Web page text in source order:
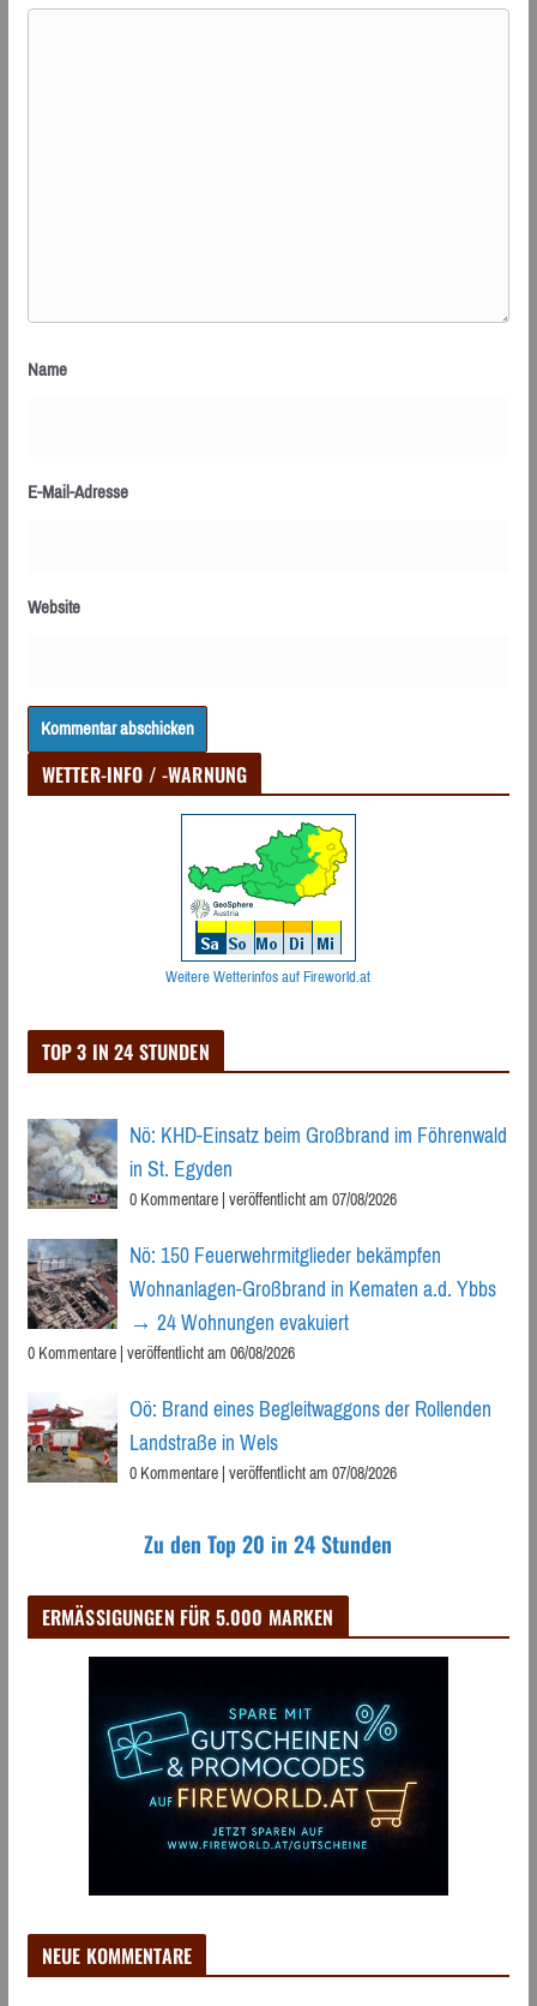
Name
E-Mail-Adresse
Website
WETTER-INFO / -WARNUNG
Weitere Wetterinfos auf Fireworld.at
TOP 3 IN 24 STUNDEN
Nö: KHD-Einsatz beim Großbrand im Föhrenwald
in St. Egyden
0 Kommentare|veröffentlicht am 07/08/2026
Nö: 150 Feuerwehrmitglieder bekämpfen
Wohnanlagen-Großbrand in Kematen a.d. Ybbs
→ 24 Wohnungen evakuiert
0 Kommentare|veröffentlicht am 06/08/2026
Oö: Brand eines Begleitwaggons der Rollenden
Landstraße in Wels
0 Kommentare|veröffentlicht am 07/08/2026
Zu den Top 20 in 24 Stunden
ERMÄSSIGUNGEN FÜR 5.000 MARKEN
NEUE KOMMENTARE